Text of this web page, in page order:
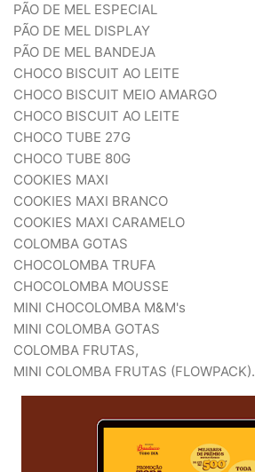
PÃO DE MEL ESPECIAL
PÃO DE MEL DISPLAY
PÃO DE MEL BANDEJA
CHOCO BISCUIT AO LEITE
CHOCO BISCUIT MEIO AMARGO
CHOCO BISCUIT AO LEITE
CHOCO TUBE 27G
CHOCO TUBE 80G
COOKIES MAXI
COOKIES MAXI BRANCO
COOKIES MAXI CARAMELO
COLOMBA GOTAS
CHOCOLOMBA TRUFA
CHOCOLOMBA MOUSSE
MINI CHOCOLOMBA M&M's
MINI COLOMBA GOTAS
COLOMBA FRUTAS,
MINI COLOMBA FRUTAS (FLOWPACK).